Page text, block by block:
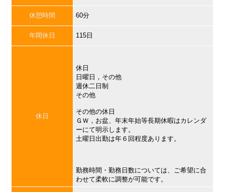
休憩時間 60分
年間休日 115日
休日
休日
日曜日，その他
週休二日制
その他
その他の休日
ＧＷ，お盆、年末年始等長期休暇はカレンダ
ーにて明示します。
土曜日出勤は年６回程度あります。
勤務時間・勤務日数については、ご希望に合
わせて柔軟に調整が可能です。